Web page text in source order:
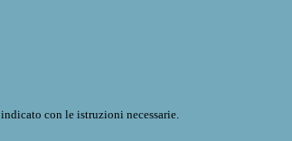
con le istruzioni necessarie.